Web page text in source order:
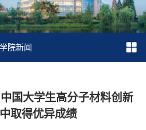
学院新闻
国大学生高分子材料创新
取得优异成绩